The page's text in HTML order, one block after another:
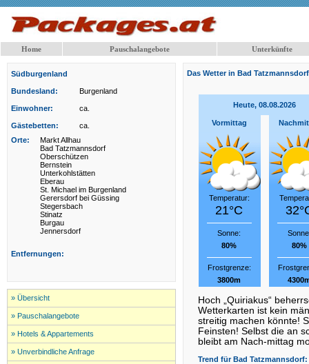
Home Pauschalangebote Unterkünfte
Südburgenland
Bundesland: Burgenland
Einwohner: ca.
Gästebetten:
ca.
Orte:
Markt Allhau
Bad Tatzmannsdorf
Oberschützen
Bernstein
Unterkohlstätten
Eberau
St. Michael im Burgenland
Gerersdorf bei Güssing
Stegersbach
Stinatz
Burgau
Jennersdorf
Entfernungen:
» Übersicht
» Pauschalangebote
» Hotels & Appartements
» Unverbindliche Anfrage
Das Wetter in Bad Tatzmannsdorf
Heute, 08.08.2026
Vormittag
Temperatur:
21°C
Sonne:
80%
Frostgrenze:
3800m
80%
Hoch „Quiriakus“
Wetterkarten ist kein
streitig machen könnte!
Feinsten! Selbst die an
bleibt am Nach-mittag
Trend fürBad Tatzmannsdorf: